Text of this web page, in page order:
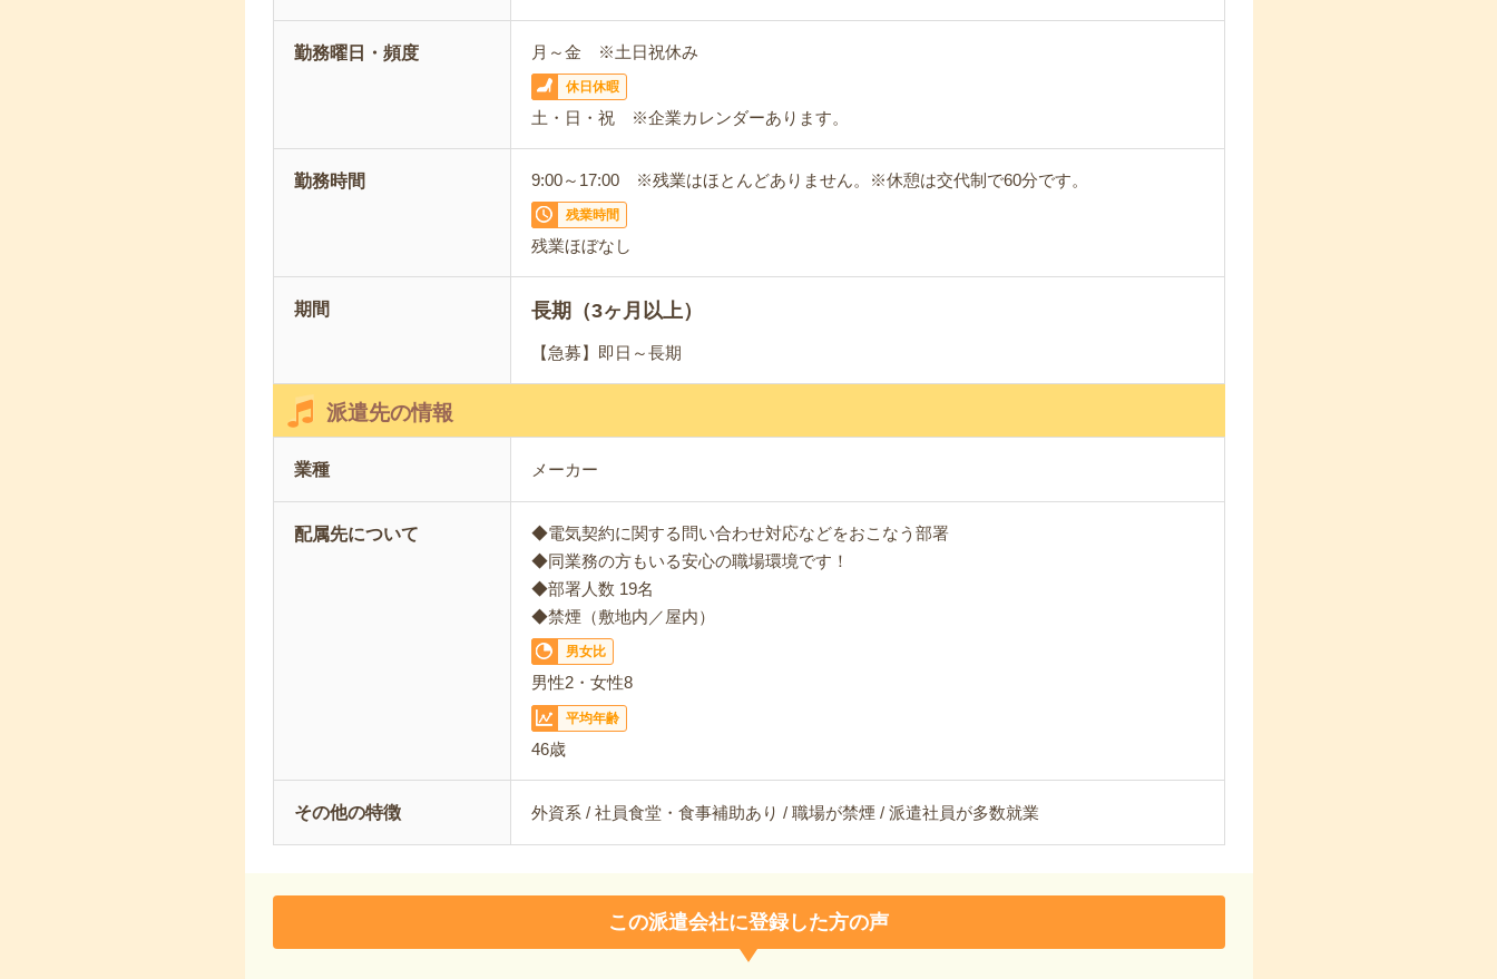
勤務曜日・頻度 月～金 ※土日祝休み
休日休暇
土・日・祝 ※企業カレンダーあります。
勤務時間 9:00～17:00 ※残業はほとんどありません。※休憩は交代制で60分です。
残業時間
残業ほぼなし
期間 長期（3ヶ月以上）
【急募】即日～長期
派遣先の情報
業種 メーカー
配属先について
◆電気契約に関する問い合わせ対応などをおこなう部署
◆同業務の方もいる安心の職場環境です！
◆部署人数 19名
◆禁煙（敷地内／屋内）
男女比
男性2・女性8
平均年齢
46歳
その他の特徴 外資系 / 社員食堂・食事補助あり / 職場が禁煙 / 派遣社員が多数就業
この派遣会社に登録した方の声